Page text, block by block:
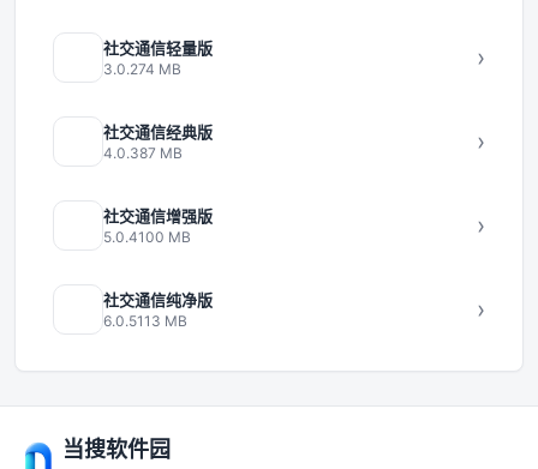
社交通信轻量版
3.0.274 MB ›
社交通信经典版
4.0.387 MB ›
社交通信增强版
5.0.4100 MB ›
社交通信纯净版
6.0.5113 MB ›
当搜软件园